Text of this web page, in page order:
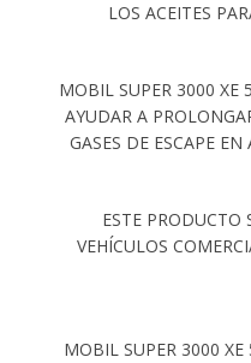
LOS ACEITES
MOBIL SUPER 3000 XE
AYUDAR A
GASES DE ESCAPE
ESTE PRODUCTO
VEHÍCULOS
MOBIL SUPER 3000